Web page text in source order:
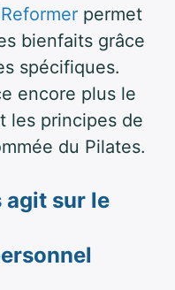
permet
bienfaits grâce
spécifiques.
encore plus le
les principes de
du Pilates.
agit sur le